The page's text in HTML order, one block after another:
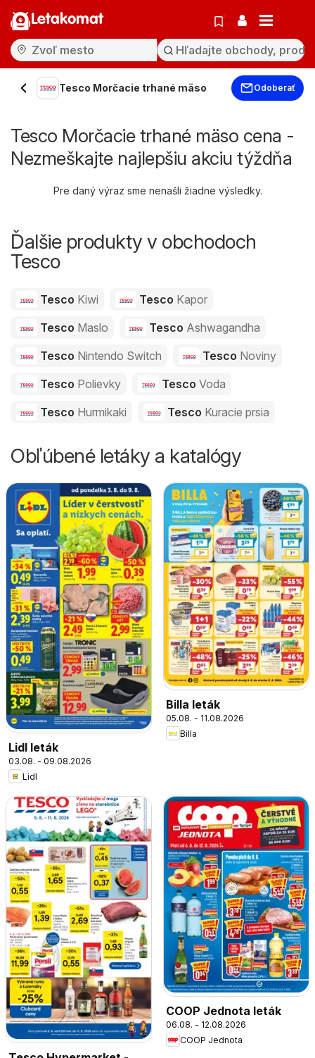
Letakomat
Tesco Morčacie trhané mäso Odoberať
Tesco Morčacie trhané mäso cena -
Nezmeškajte najlepšiu akciu týždňa
Pre daný výraz sme nenašli žiadne výsledky.
Ďalšie produkty v obchodoch
Tesco
Tesco Kiwi Tesco Kapor
Tesco Maslo Tesco Ashwagandha
Tesco Nintendo Switch Tesco Noviny
Tesco Polievky Tesco Voda
Tesco Hurmikaki Tesco Kuracie prsia
Obľúbené letáky a katalógy
Lidl leták
03.08. - 09.08.2026
Lidl
Billa leták
05.08. - 11.08.2026
Billa
COOP Jednota leták
06.08. - 12.08.2026
COOP Jednota